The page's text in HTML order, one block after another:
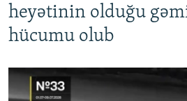
heyətinin olduğu
hücumu olub